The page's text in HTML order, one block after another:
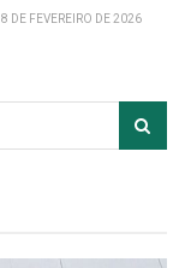
8 DE FEVEREIRO DE 2026